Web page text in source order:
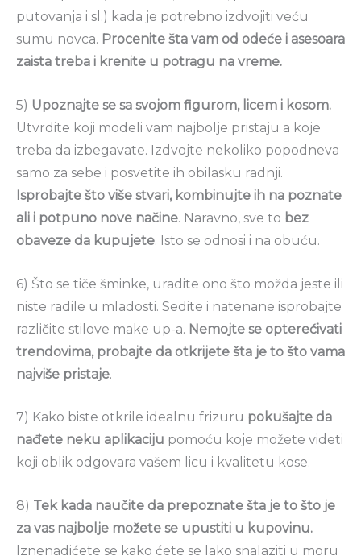
putovanja i sl.) kada je potrebno izdvojiti veću
sumu novca. Procenite šta vam od odeće i asesoara
zaista treba i krenite u potragu na vreme.
5) Upoznajte se sa svojom figurom, licem i kosom.
Utvrdite koji modeli vam najbolje pristaju a koje
treba da izbegavate. Izdvojte nekoliko popodneva
samo za sebe i posvetite ih obilasku radnji.
Isprobajte što više stvari, kombinujte ih na poznate
ali i potpuno nove načine. Naravno, sve to bez
obaveze da kupujete. Isto se odnosi i na obuću.
6) Što se tiče šminke, uradite ono što možda jeste ili
niste radile u mladosti. Sedite i natenane isprobajte
različite stilove make up-a. Nemojte se opterećivati
trendovima, probajte da otkrijete šta je to što vama
najviše pristaje.
7) Kako biste otkrile idealnu frizuru pokušajte da
nađete neku aplikaciju pomoću koje možete videti
koji oblik odgovara vašem licu i kvalitetu kose.
8) Tek kada naučite da prepoznate šta je to što je
za vas najbolje možete se upustiti u kupovinu.
Iznenadićete se kako ćete se lako snalaziti u moru